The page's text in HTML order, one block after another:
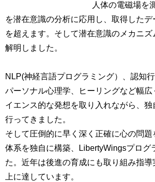
人体の電磁場を
を潜在意識の分析に応用し、取得した
を超えます。そして潜在意識のメカニズ
解明しました。
NLP(神経言語プログラミング）、認知
パーソナル心理学、ヒーリングなど幅広
イエンス的な発想を取り入れながら、
行ってきました。
そして圧倒的に早く深く正確に心の問
体系を独自に構築、LibertyWingsプログ
た。近年は後進の育成にも取り組み指導
上に達しています。